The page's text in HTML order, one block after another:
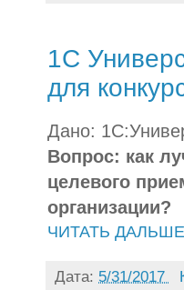
1С
для
Дано:
Вопрос: как
целевого
организации?
ЧИТАТЬ
Дата: 5/31/2017